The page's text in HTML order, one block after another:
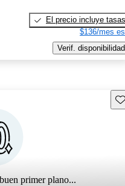
El precio incluye tasas
$136/mes
Verif. disponibilidad
primer plano...